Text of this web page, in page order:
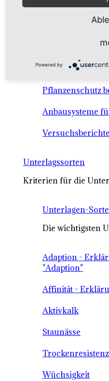
Anbausysteme &
Tafeltrauben A-
Voraussetzungen
Pflanzenschutz
Anbausysteme
Unterlagssorten
Kriterien für die
Unterlagen-
Die wichtigsten
Adaption -
"Adaption"
Affinität -
Aktivkalk
Staunässe
Trockenresistenz
Wüchsigkeit
Powered by